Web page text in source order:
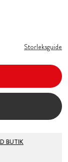
Storleksguide
BUTIK